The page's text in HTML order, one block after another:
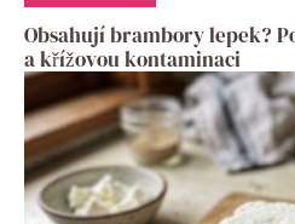
Obsahují brambory lepek?
a křížovou kontaminaci